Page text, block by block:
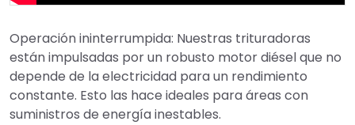
Operación ininterrumpida: Nuestras trituradoras
están impulsadas por un robusto motor diésel que no
depende de la electricidad para un rendimiento
constante. Esto las hace ideales para áreas con
suministros de energía inestables.